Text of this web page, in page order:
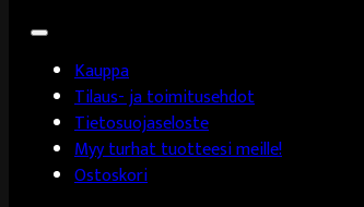
Kauppa
Tilaus- ja toimitusehdot
Tietosuojaseloste
Myy turhat tuotteesi meille!
Ostoskori